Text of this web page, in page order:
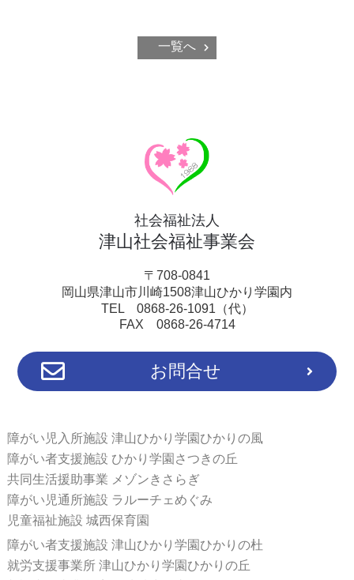
一覧へ
社会福祉法人
津山社会福祉事業会
〒708-0841
岡山県津山市川崎1508津山ひかり学園内
TEL 0868-26-1091（代）
FAX 0868-26-4714
お問合せ
障がい児入所施設 津山ひかり学園ひかりの風
障がい者支援施設 ひかり学園さつきの丘
共同生活援助事業 メゾンきさらぎ
障がい児通所施設 ラルーチェめぐみ
児童福祉施設 城西保育園
障がい者支援施設 津山ひかり学園ひかりの杜
就労支援事業所 津山ひかり学園ひかりの丘